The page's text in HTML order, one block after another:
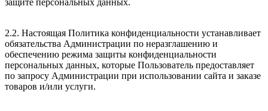
защите персональных данных.
2.2. Настоящая Политика конфиденциальности устанавливает
обязательства Администрации по неразглашению и
обеспечению режима защиты конфиденциальности
персональных данных, которые Пользователь предоставляет
по запросу Администрации при использовании сайта и заказе
товаров и/или услуги.